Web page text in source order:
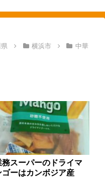
横浜市
中華
務スーパーのドライマ
ゴーはカンボジア産